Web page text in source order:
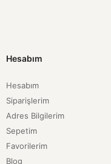
Hesabım
Hesabım
Siparişlerim
Adres Bilgilerim
Sepetim
Favorilerim
Blog